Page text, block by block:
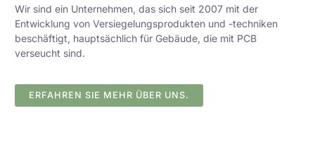
Wir sind ein Unternehmen, das sich seit 2007 mit der
Entwicklung von Versiegelungsprodukten und -techniken
beschäftigt, hauptsächlich für Gebäude, die mit PCB
verseucht sind.
ERFAHREN SIE MEHR ÜBER UNS.